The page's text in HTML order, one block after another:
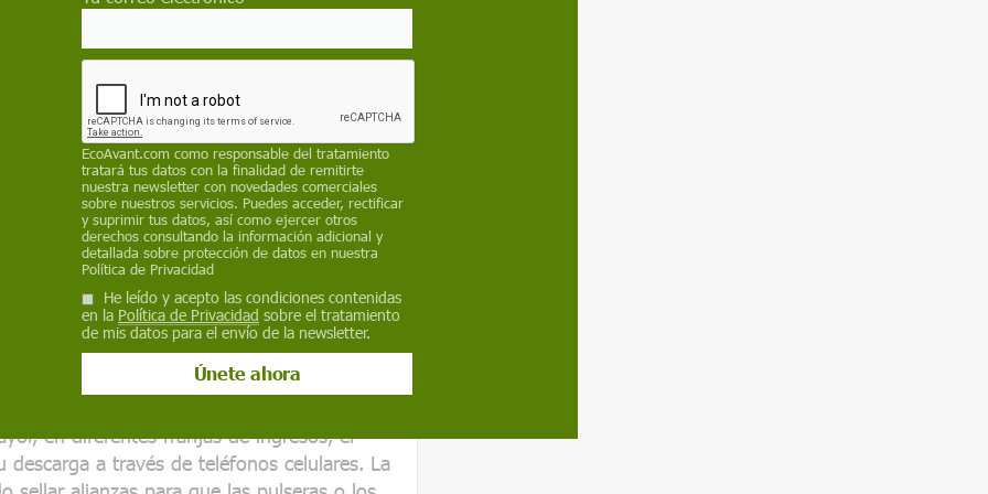
nada” hasta “muy” deprimido o triste.
la escala Likert –de apartados con
extremos–, las respuestas específicas
plantearse mediante una escala visual de 0
imaginable y 10 el mejor estado
la aplicación “Cerebro activo” pasará
con 80 ancianos y ancianas que
fases de desarrollo de la aplicación.
en diferentes franjas de ingresos, el
a través de teléfonos celulares. La
EcoAvant.com como responsable del tratamiento
tratará tus datos con la finalidad de remitirte
nuestra newsletter con novedades comerciales
sobre nuestros servicios. Puedes acceder, rectificar
y suprimir tus datos, así como ejercer otros
derechos consultando la información adicional y
detallada sobre protección de datos en nuestra
Política de Privacidad
He leído y acepto las condiciones contenidas
en la Política de Privacidad sobre el tratamiento
de mis datos para el envío de la newsletter.